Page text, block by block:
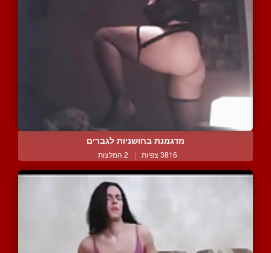
מדגמנת בחושניות לגברים
3816 צפיות | 2 המלצות